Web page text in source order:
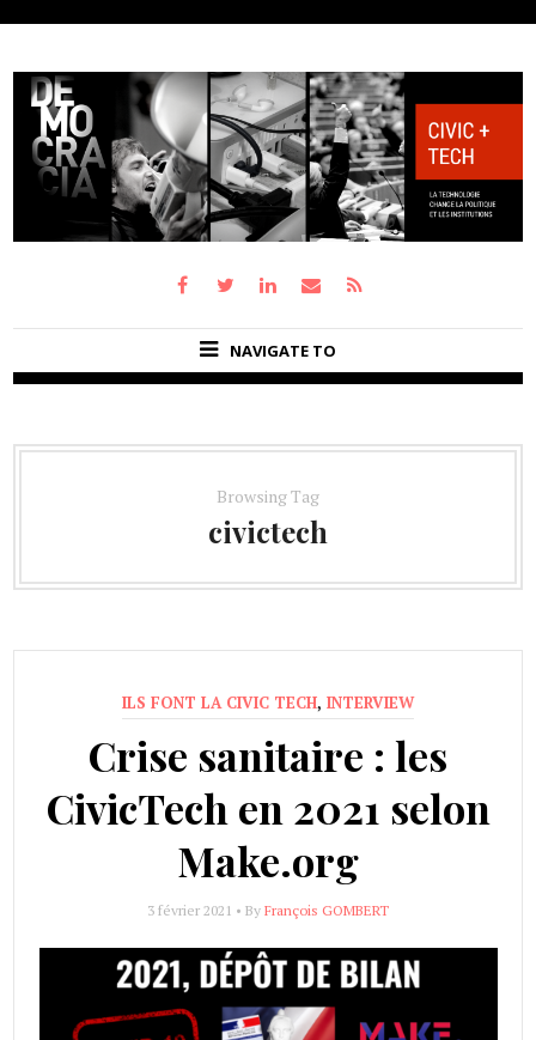
NAVIGATE TO
Browsing Tag
civictech
ILS FONT LA CIVIC TECH, INTERVIEW
Crise sanitaire : les
CivicTech en 2021 selon
Make.org
3 février 2021 • By François GOMBERT